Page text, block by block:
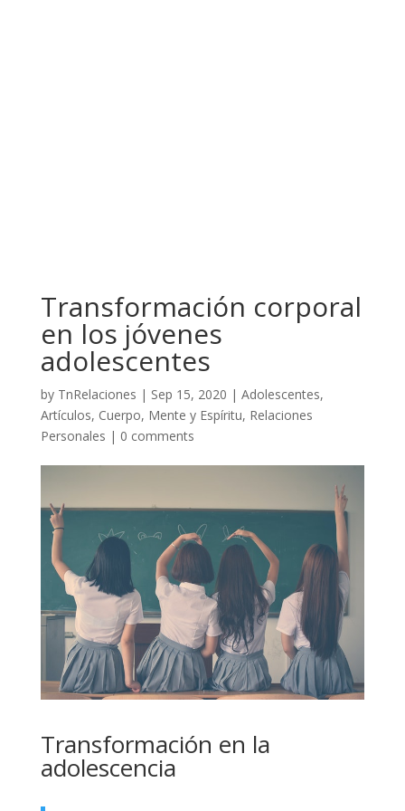
Transformación corporal
en los jóvenes
adolescentes
by TnRelaciones | Sep 15, 2020 | Adolescentes,
Artículos, Cuerpo, Mente y Espíritu, Relaciones
Personales | 0 comments
Transformación en la
adolescencia